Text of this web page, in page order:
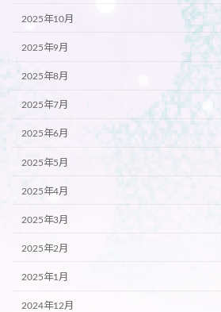
2025年10月
2025年9月
2025年8月
2025年7月
2025年6月
2025年5月
2025年4月
2025年3月
2025年2月
2025年1月
2024年12月